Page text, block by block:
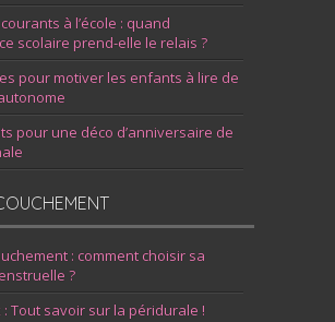
à l’école : quand
scolaire prend-elle le relais ?
pour motiver les enfants à lire de
pour une déco d’anniversaire de
: comment choisir sa
?
: Tout savoir sur la péridurale !